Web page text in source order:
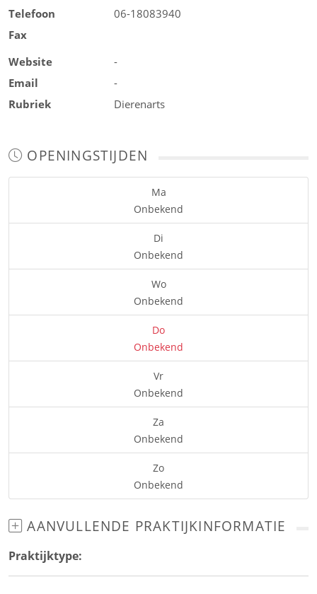
Telefoon
06-18083940
Fax
Website
-
Email
-
Rubriek
Dierenarts
OPENINGSTIJDEN
Ma
Onbekend
Di
Onbekend
Wo
Onbekend
Do
Onbekend
Vr
Onbekend
Za
Onbekend
Zo
Onbekend
AANVULLENDE PRAKTIJKINFORMATIE
Praktijktype: